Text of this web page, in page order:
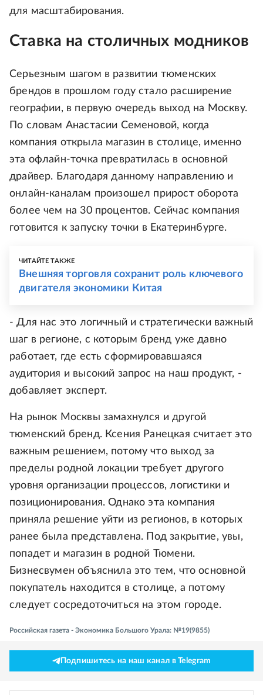
для масштабирования.
Ставка на столичных модников
Серьезным шагом в развитии тюменских
брендов в прошлом году стало расширение
географии, в первую очередь выход на Москву.
По словам Анастасии Семеновой, когда
компания открыла магазин в столице, именно
эта офлайн-точка превратилась в основной
драйвер. Благодаря данному направлению и
онлайн-каналам произошел прирост оборота
более чем на 30 процентов. Сейчас компания
готовится к запуску точки в Екатеринбурге.
ЧИТАЙТЕ ТАКЖЕ
Внешняя торговля сохранит роль ключевого
двигателя экономики Китая
- Для нас это логичный и стратегически важный
шаг в регионе, с которым бренд уже давно
работает, где есть сформировавшаяся
аудитория и высокий запрос на наш продукт, -
добавляет эксперт.
На рынок Москвы замахнулся и другой
тюменский бренд. Ксения Ранецкая считает это
важным решением, потому что выход за
пределы родной локации требует другого
уровня организации процессов, логистики и
позиционирования. Однако эта компания
приняла решение уйти из регионов, в которых
ранее была представлена. Под закрытие, увы,
попадет и магазин в родной Тюмени.
Бизнесвумен объяснила это тем, что основной
покупатель находится в столице, а потому
следует сосредоточиться на этом городе.
Российская газета - Экономика Большого Урала: №19(9855)
Подпишитесь на наш канал в Telegram